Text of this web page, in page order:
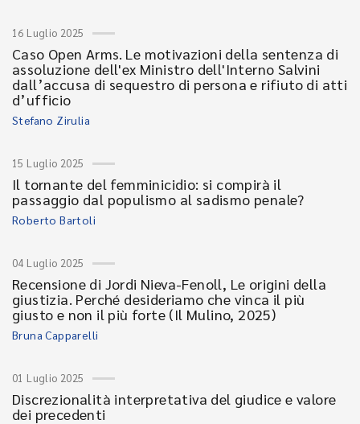
16 Luglio 2025
Caso Open Arms. Le motivazioni della sentenza di
assoluzione dell'ex Ministro dell'Interno Salvini
dall’accusa di sequestro di persona e rifiuto di atti
d’ufficio
Stefano Zirulia
15 Luglio 2025
Il tornante del femminicidio: si compirà il
passaggio dal populismo al sadismo penale?
Roberto Bartoli
04 Luglio 2025
Recensione di Jordi Nieva-Fenoll, Le origini della
giustizia. Perché desideriamo che vinca il più
giusto e non il più forte (Il Mulino, 2025)
Bruna Capparelli
01 Luglio 2025
Discrezionalità interpretativa del giudice e valore
dei precedenti